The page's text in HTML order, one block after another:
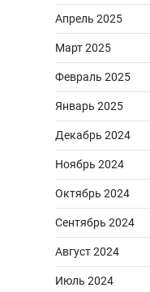
Апрель 2025
Март 2025
Февраль 2025
Январь 2025
Декабрь 2024
Ноябрь 2024
Октябрь 2024
Сентябрь 2024
Август 2024
Июль 2024